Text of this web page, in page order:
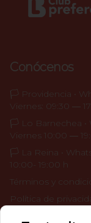
Conócenos
🏳️ Providencia •
Viernes: 09:30 ―
🏳️ Lo Barnechea •
Viernes 10:00 ―
🏳️ La Reina •
10:00- 19:00 h
Términos y
Política de